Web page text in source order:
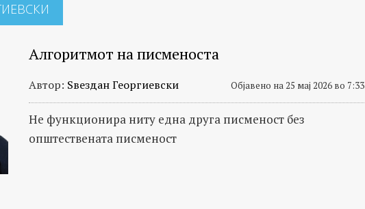
Алгоритмот на писменоста
Автор: Ѕвездан Георгиевски Објавено на 25 мај 2026 во 7:33
Не функционира ниту една друга писменост без
општествената писменост